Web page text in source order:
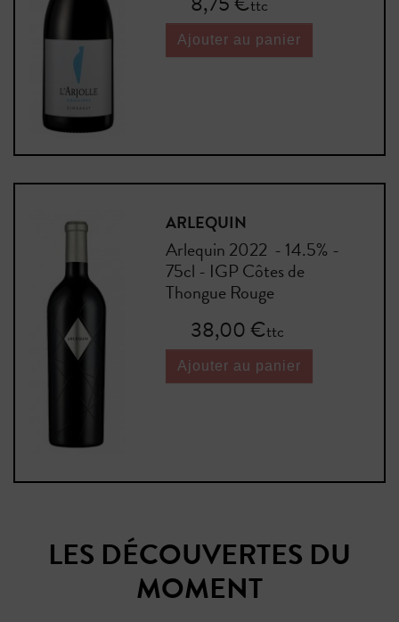
ttc
Ajouter au panier
ARLEQUIN
Arlequin 2022 - 14.5% -
75cl - IGP Côtes de
Thongue Rouge
Prix38,00 €ttc
Ajouter au panier
LES DÉCOUVERTES DU
MOMENT